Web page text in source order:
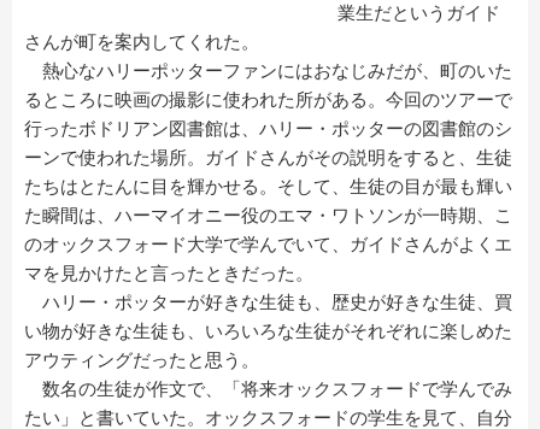
業生だというガイド
さんが町を案内してくれた。
熱心なハリーポッターファンにはおなじみだが、町のいた
るところに映画の撮影に使われた所がある。今回のツアーで
行ったボドリアン図書館は、ハリー・ポッターの図書館のシ
ーンで使われた場所。ガイドさんがその説明をすると、生徒
たちはとたんに目を輝かせる。そして、生徒の目が最も輝い
た瞬間は、ハーマイオニー役のエマ・ワトソンが一時期、こ
のオックスフォード大学で学んでいて、ガイドさんがよくエ
マを見かけたと言ったときだった。
ハリー・ポッターが好きな生徒も、歴史が好きな生徒、買
い物が好きな生徒も、いろいろな生徒がそれぞれに楽しめた
アウティングだったと思う。
数名の生徒が作文で、「将来オックスフォードで学んでみ
たい」と書いていた。オックスフォードの学生を見て、自分